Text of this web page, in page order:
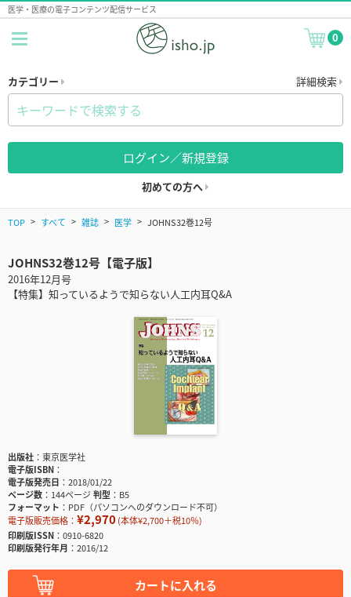
医学・医療の電子コンテンツ配信サービス
0
カテゴリー 詳細検索
ログイン／新規登録
初めての方へ
TOP すべて 雑誌 医学 JOHNS32巻12号
JOHNS32巻12号【電子版】
2016年12月号
【特集】知っているようで知らない人工内耳Q&A
出版社
東京医学社
電子版ISBN
電子版発売日
2018/01/22
ページ数
144ページ判型
B5
フォーマット
PDF（パソコンへのダウンロード不可）
電子版販売価格： ¥2,970(本体¥2,700＋税10％)
印刷版ISSN
0910-6820
印刷版発行年月
2016/12
カートに入れる